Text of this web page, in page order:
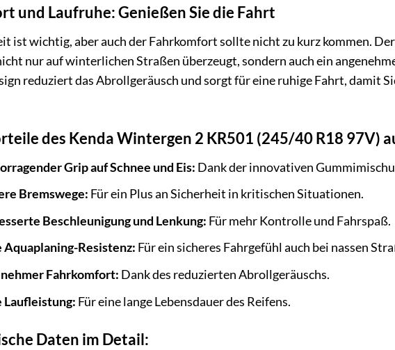
und Laufruhe: Genießen Sie die Fahrt
ist wichtig, aber auch der Fahrkomfort sollte nicht zu kurz kommen.
nur auf winterlichen Straßen überzeugt, sondern auch ein
reduziert das Abrollgeräusch und sorgt für eine ruhige Fahrt, damit
des Kenda Wintergen 2 KR501 (245/40 R18 97V)
Grip auf Schnee und Eis: Dank der innovativen
Bremswege: Für ein Plus an Sicherheit in kritischen Situationen.
Beschleunigung und Lenkung: Für mehr Kontrolle und Fahrspaß.
Aquaplaning-Resistenz: Für ein sicheres Fahrgefühl auch bei nassen
Fahrkomfort: Dank des reduzierten Abrollgeräuschs.
Laufleistung: Für eine lange Lebensdauer des Reifens.
Daten im Detail: